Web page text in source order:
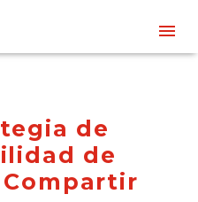
tegia de
ilidad de
Com partir